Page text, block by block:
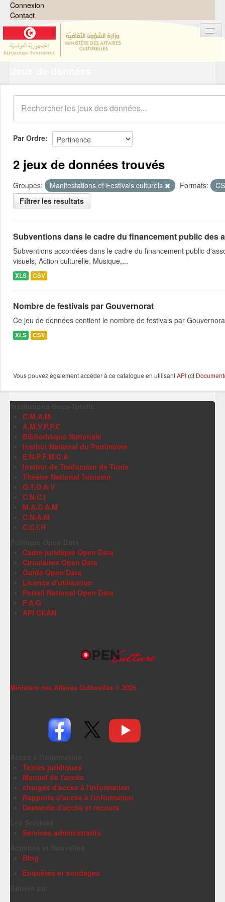
Connexion
Contact
Organisations
Groupes
Demandes 0
À propos
Par Ordre
2 jeux de données trouvés
Groupes: Manifestations et Festivals culturels Formats:
Filtrer les resultats
Subventions dans le cadre du financement public des
Subventions accordées dans le cadre du financement public
visuels, Action culturelle, Musique,...
XLS CSV
Nombre de festivals par Gouvernorat
Ce jeu de données contient le nombre de festivals par
XLS CSV
Vous pouvez également accéder à ce catalogue en utilisantAPI (cf
C.M.A.M
A.M.V.P.P.C
Bibliothèque Nationale
Institut National du Patrimoine
E.N.P.F.M.C.A
Institut de Traduction de Tunis
Théâtre National Tunisien
O.T.D.A.V
C.N.C.I
M.A.C.A.M
C.N.A.M
C.C.I.H
Cadre juridique Open Data
Circulaires Open Data
Guide Open Data
Licence d'utilisation
Portail National Open Data
F.A.Q
API CKAN
Ministère des Affaires Culturelles © 2026
Textes juridiques
Manuel de l'accès
chargés d'accès à l'information
Rapports d'accès à l'information
Demande d'accès et recours
Services administratifs
Blog
Enquêtes et sondages